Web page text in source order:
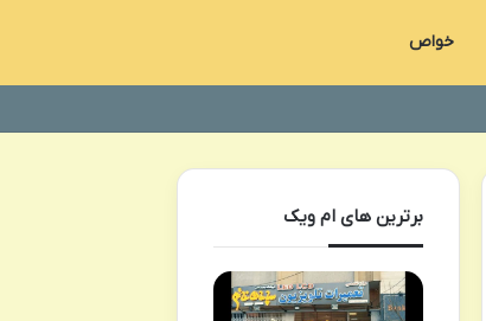
خواص
برترین های ام ویک